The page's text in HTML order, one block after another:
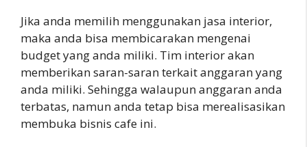
Jika anda memilih menggunakan jasa interior,
maka anda bisa membicarakan mengenai
budget yang anda miliki. Tim interior akan
memberikan saran-saran terkait anggaran yang
anda miliki. Sehingga walaupun anggaran anda
terbatas, namun anda tetap bisa merealisasikan
membuka bisnis cafe ini.